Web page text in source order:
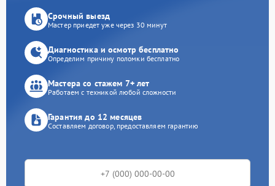
Срочный выезд
Мастер приедет уже через 30 минут
Диагностика и осмотр бесплатно
Определим причину поломки бесплатно
Мастера со стажем 7+ лет
Работаем с техникой любой сложности
Гарантия до 12 месяцев
Составляем договор, предоставляем гарантию